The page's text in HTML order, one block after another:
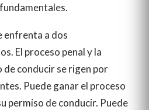
enfrenta a dos
El proceso penal y la
de conducir se rigen por
Puede ganar el proceso
permiso de conducir. Puede